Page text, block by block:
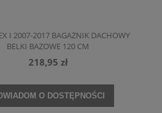
I 2007-2017 BAGAŻNIK DACHOWY
BELKI BAZOWE 120 CM
218,95 zł
O DOSTĘPNOŚCI